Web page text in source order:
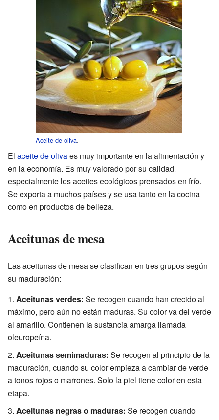
Aceite de oliva.
El aceite de olivaes muy importante en la alimentación y
en la economía. Es muy valorado por su calidad,
especialmente los aceites ecológicos prensados en frío.
Se exporta a muchos países y se usa tanto en la cocina
como en productos de belleza.
Aceitunas de mesa
Las aceitunas de mesa se clasifican en tres grupos según
su maduración:
Aceitunas verdes: Se recogen cuando han crecido al
máximo, pero aún no están maduras. Su color va del verde
al amarillo. Contienen la sustancia amarga llamada
oleuropeína.
Aceitunas semimaduras: Se recogen al principio de la
maduración, cuando su color empieza a cambiar de verde
a tonos rojos o marrones. Solo la piel tiene color en esta
etapa.
Aceitunas negras o maduras: Se recogen cuando